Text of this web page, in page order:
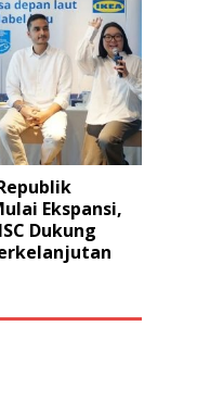
Ekspansi,
Dukung